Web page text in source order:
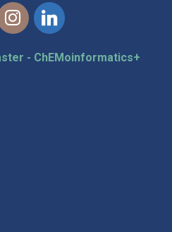
- ChEMoinformatics+